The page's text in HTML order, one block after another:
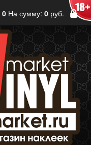
0 На сумму: 0 руб.